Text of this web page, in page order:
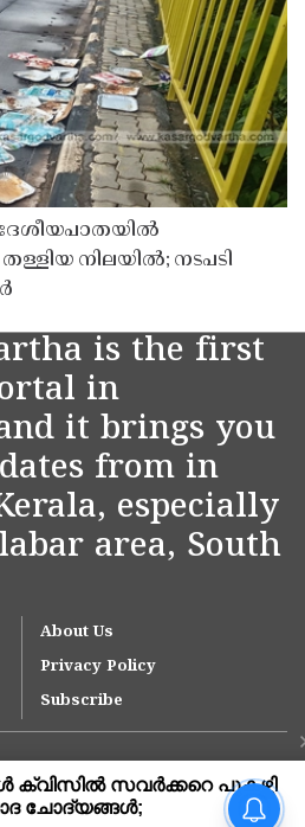
നിലയിൽ; നടപടി
is the first
in
it brings you
from in
especially
area, South
About Us
Privacy Policy
Subscribe